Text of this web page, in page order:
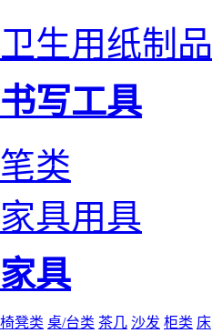
卫生用纸制品
书写工具
笔类
家具用具
家具
椅凳类 桌/台类 茶几 沙发 柜类 床